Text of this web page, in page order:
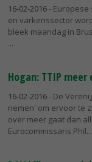
16-02-2016-
en varkenssector
bleek maandag in
Hogan: TTIP
16-02-2016- De
nemen' om ervoor te
over meer gaat dan
Eurocommissaris Phil...